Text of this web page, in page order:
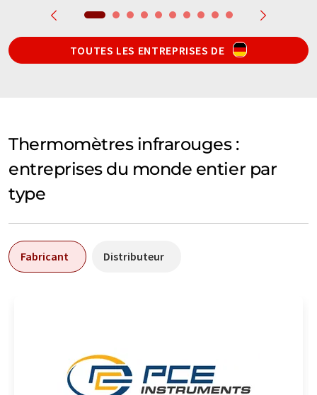
TOUTES LES ENTREPRISES DE
Thermomètres infrarouges :
entreprises du monde entier par
type
Fabricant Distributeur